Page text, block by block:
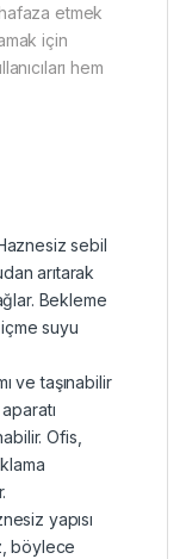
etmek
için
hem
sebil
arıtarak
Bekleme
suyu
ve taşınabilir
Ofis,
yapısı
böylece